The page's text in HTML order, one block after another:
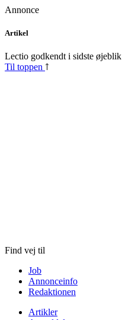
Annonce
Skip
content
Artikel
Lectio godkendt i sidste øjeblik
Til toppen
Find vej til
Job
Annonceinfo
Redaktionen
Artikler